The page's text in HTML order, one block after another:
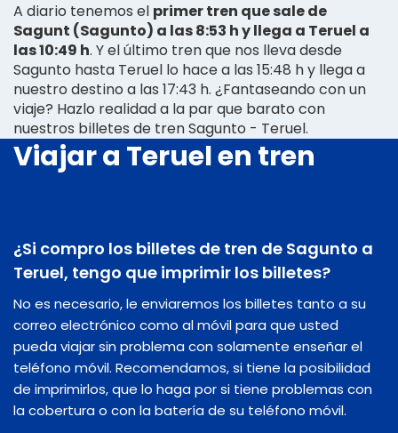
A diario tenemos el primer tren que sale de
Sagunt (Sagunto) a las 8:53 h y llega a Teruel a
las 10:49 h. Y el último tren que nos lleva desde
Sagunto hasta Teruel lo hace a las 15:48 h y llega a
nuestro destino a las 17:43 h. ¿Fantaseando con un
viaje? Hazlo realidad a la par que barato con
nuestros billetes de tren Sagunto - Teruel.
Viajar a Teruel en tren
¿Si compro los billetes de tren de Sagunto a
Teruel, tengo que imprimir los billetes?
No es necesario, le enviaremos los billetes tanto a su
correo electrónico como al móvil para que usted
pueda viajar sin problema con solamente enseñar el
teléfono móvil. Recomendamos, si tiene la posibilidad
de imprimirlos, que lo haga por si tiene problemas con
la cobertura o con la batería de su teléfono móvil.